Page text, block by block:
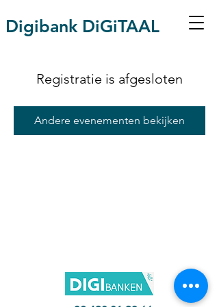
Digibank DiGiTAAL
Registratie is afgesloten
Andere evenementen bekijken